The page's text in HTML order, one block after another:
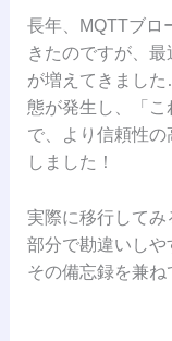
長年、MQTTブロ
きたのですが、
が増えてきまし
態が発生し、「こ
で、より信頼性の
しました！
実際に移行して
部分で勘違いし
その備忘録を兼ね